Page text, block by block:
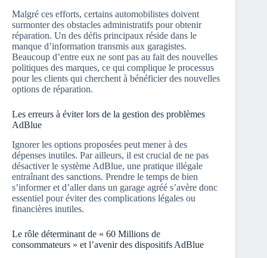
Malgré ces efforts, certains automobilistes doivent
surmonter des obstacles administratifs pour obtenir
réparation. Un des défis principaux réside dans le
manque d’information transmis aux garagistes.
Beaucoup d’entre eux ne sont pas au fait des nouvelles
politiques des marques, ce qui complique le processus
pour les clients qui cherchent à bénéficier des nouvelles
options de réparation.
Les erreurs à éviter lors de la gestion des problèmes
AdBlue
Ignorer les options proposées peut mener à des
dépenses inutiles. Par ailleurs, il est crucial de ne pas
désactiver le système AdBlue, une pratique illégale
entraînant des sanctions. Prendre le temps de bien
s’informer et d’aller dans un garage agréé s’avère donc
essentiel pour éviter des complications légales ou
financières inutiles.
Le rôle déterminant de « 60 Millions de
consommateurs » et l’avenir des dispositifs AdBlue